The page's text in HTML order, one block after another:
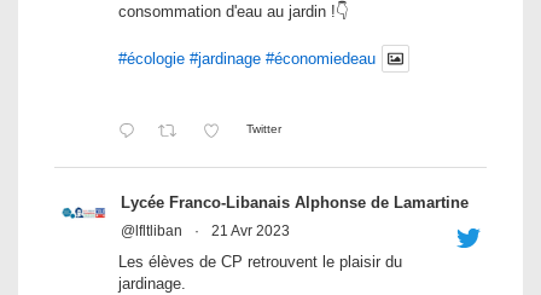
consommation d'eau au jardin !👇
#écologie #jardinage #économiedeau
Twitter
Lycée Franco-Libanais Alphonse de Lamartine
@lfltliban · 21 Avr 2023
Les élèves de CP retrouvent le plaisir du
jardinage.